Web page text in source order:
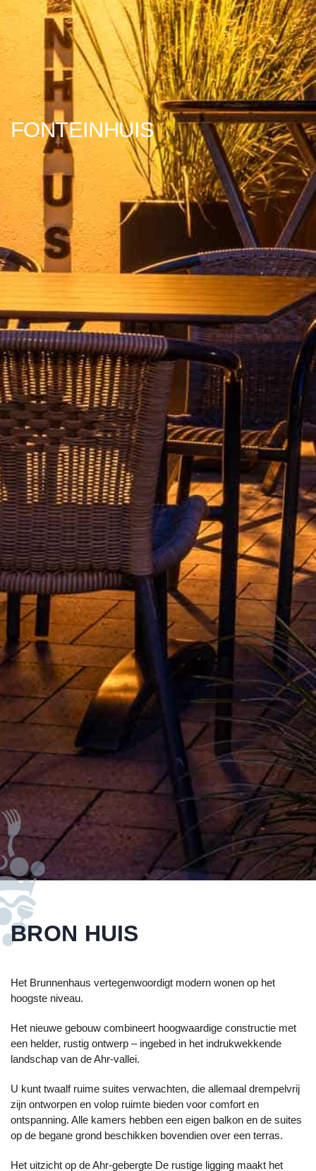
FONTEINHUIS
BRON HUIS
Het Brunnenhaus vertegenwoordigt modern wonen op het
hoogste niveau.
Het nieuwe gebouw combineert hoogwaardige constructie met
een helder, rustig ontwerp – ingebed in het indrukwekkende
landschap van deAhr-vallei.
U kunt twaalf ruime suites verwachten, die allemaal drempelvrij
zijn ontworpen en volop ruimte bieden voor comfort en
ontspanning. Alle kamers hebben een eigen balkon en de suites
op de begane grond beschikken bovendien over een terras.
Het uitzicht op deAhr-gebergte De rustige ligging maakt het